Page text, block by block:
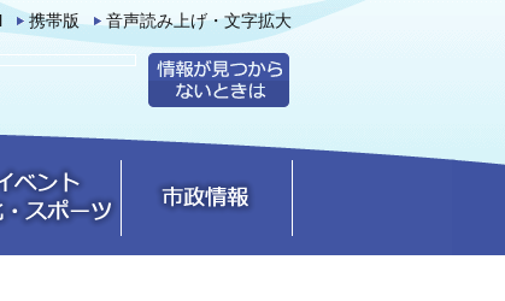
携帯版 音声読み上げ・文字拡大